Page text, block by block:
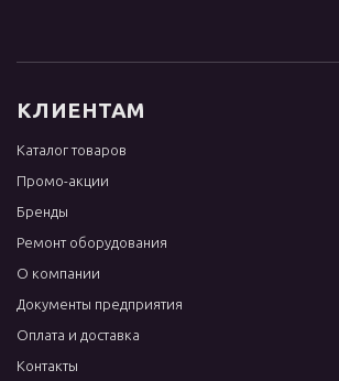
КЛИЕНТАМ
Каталог товаров
Промо-акции
Бренды
Ремонт оборудования
О компании
Документы предприятия
Оплата и доставка
Контакты